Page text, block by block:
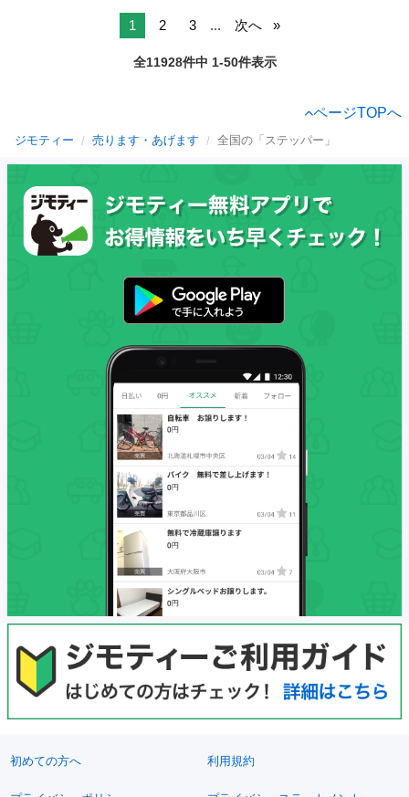
1 2 3 ... 次へ
全11928件中 1-50件表示
ページTOPへ
ジモティー 売ります・あげます 全国の「ステッパー」
初めての方へ 利用規約